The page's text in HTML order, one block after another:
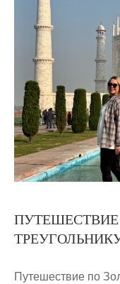
Путешествие по